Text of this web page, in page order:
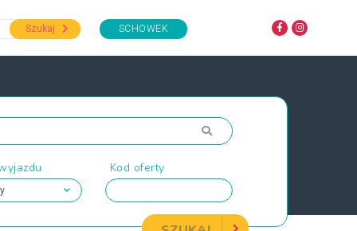
Szukaj SCHOWEK
Kod oferty